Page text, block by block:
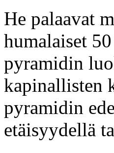
He palaavat
humalaiset
pyramidin
kapinallisten
pyramidin
etäisyydellä